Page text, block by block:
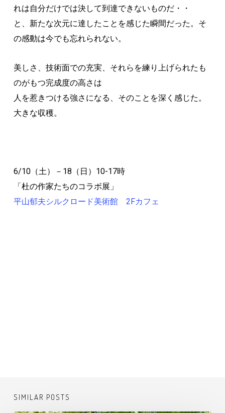
れは自分だけでは決して到達できないものだ・・
と、新たな次元に達したことを感じた瞬間だった。そ
の感動は今でも忘れられない。
美しさ、技術面での充実、それらを練り上げられたも
のがもつ完成度の高さは
人を惹きつける強さになる、そのことを深く感じた。
大きな収穫。
6/10（土）－18（日）10-17時
「杜の作家たちのコラボ展」
平山郁夫シルクロード美術館 2Fカフェ
SIMILAR POSTS